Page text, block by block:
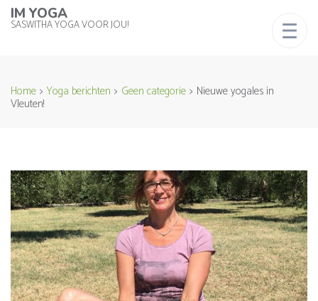
IM YOGA
SASWITHA YOGA VOOR JOU!
Home > Yoga berichten > Geen categorie > Nieuwe yogales in
Vleuten!